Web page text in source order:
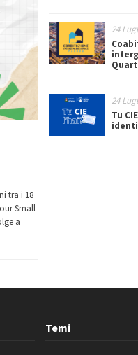
tra i 18
Small
a
24
24
Tu
Temi